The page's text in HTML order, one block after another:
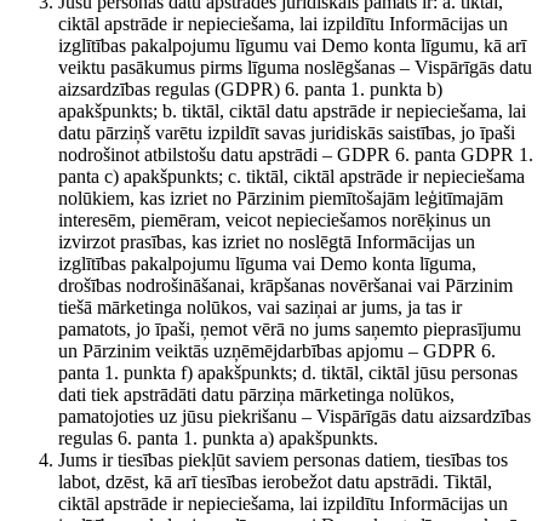
ciktāl apstrāde ir nepieciešama, lai izpildītu Informācijas un
izglītības pakalpojumu līgumu vai Demo konta līgumu, kā arī
veiktu pasākumus pirms līguma noslēgšanas – Vispārīgās datu
aizsardzības regulas (GDPR) 6. panta 1. punkta b)
apakšpunkts; b. tiktāl, ciktāl datu apstrāde ir nepieciešama, lai
datu pārziņš varētu izpildīt savas juridiskās saistības, jo īpaši
nodrošinot atbilstošu datu apstrādi – GDPR 6. panta GDPR 1.
panta c) apakšpunkts; c. tiktāl, ciktāl apstrāde ir nepieciešama
nolūkiem, kas izriet no Pārzinim piemītošajām leģitīmajām
interesēm, piemēram, veicot nepieciešamos norēķinus un
izvirzot prasības, kas izriet no noslēgtā Informācijas un
izglītības pakalpojumu līguma vai Demo konta līguma,
drošības nodrošināšanai, krāpšanas novēršanai vai Pārzinim
tiešā mārketinga nolūkos, vai saziņai ar jums, ja tas ir
pamatots, jo īpaši, ņemot vērā no jums saņemto pieprasījumu
un Pārzinim veiktās uzņēmējdarbības apjomu – GDPR 6.
panta 1. punkta f) apakšpunkts; d. tiktāl, ciktāl jūsu personas
dati tiek apstrādāti datu pārziņa mārketinga nolūkos,
pamatojoties uz jūsu piekrišanu – Vispārīgās datu aizsardzības
regulas 6. panta 1. punkta a) apakšpunkts.
Jums ir tiesības piekļūt saviem personas datiem, tiesības tos
labot, dzēst, kā arī tiesības ierobežot datu apstrādi. Tiktāl,
ciktāl apstrāde ir nepieciešama, lai izpildītu Informācijas un